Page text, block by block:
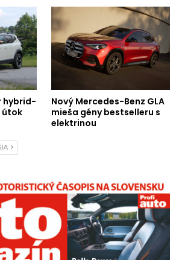
hybrid-
útok
Nový Mercedes-Benz GLA
mieša gény bestselleru s
elektrinou